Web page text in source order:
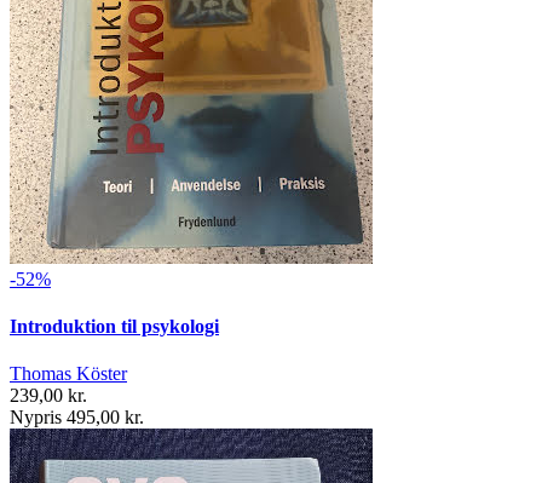
-52%
Introduktion til psykologi
Thomas Köster
239,00 kr.
Nypris 495,00 kr.